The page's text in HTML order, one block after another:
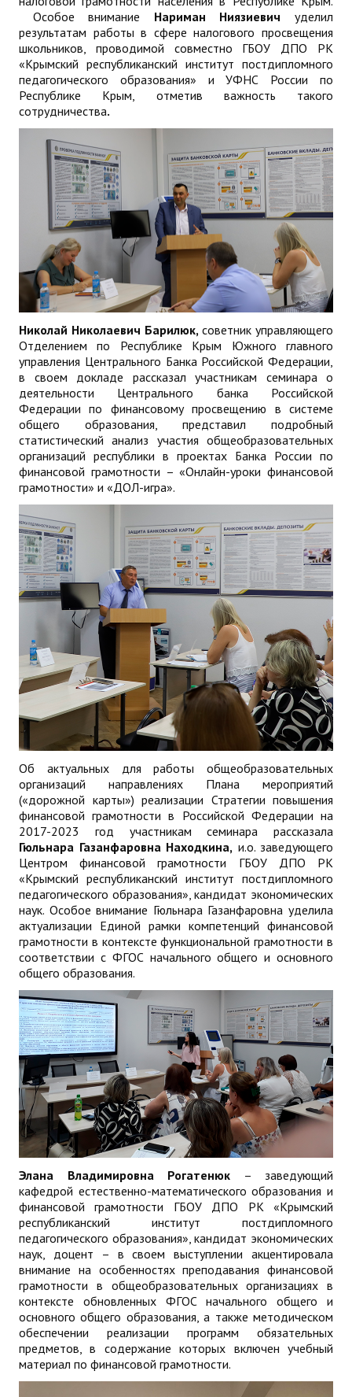
Особое внимание Нариман Ниязиевичуделил
результатам работы в сфере налогового просвещения
школьников, проводимой совместно ГБОУ ДПО РК
«Крымский республиканский институт постдипломного
педагогического образования» и УФНС России по
Республике Крым, отметив важность такого
сотрудничества.
Николай Николаевич Барилюк, советник управляющего
Отделением по Республике Крым Южного главного
управления Центрального Банка Российской Федерации,
в своем докладе рассказал участникам семинара о
деятельности Центрального банка Российской
Федерации по финансовому просвещению в системе
общего образования, представил подробный
статистический анализ участия общеобразовательных
организаций республики в проектах Банка России по
финансовой грамотности – «Онлайн-уроки финансовой
грамотности» и «ДОЛ-игра».
Об актуальных для работы общеобразовательных
организаций направлениях Плана мероприятий
(«дорожной карты») реализации Стратегии повышения
финансовой грамотности в Российской Федерации на
2017-2023 год участникам семинара рассказала
Гюльнара Газанфаровна Находкина, и.о. заведующего
Центром финансовой грамотности ГБОУ ДПО РК
«Крымский республиканский институт постдипломного
педагогического образования», кандидат экономических
наук. Особое внимание Гюльнара Газанфаровна уделила
актуализации Единой рамки компетенций финансовой
грамотности в контексте функциональной грамотности в
соответствии с ФГОС начального общего и основного
общего образования.
Элана Владимировна Рогатенюк – заведующий
кафедрой естественно-математического образования и
финансовой грамотности ГБОУ ДПО РК «Крымский
республиканский институт постдипломного
педагогического образования», кандидат экономических
наук, доцент – в своем выступлении акцентировала
внимание на особенностях преподавания финансовой
грамотности в общеобразовательных организациях в
контексте обновленных ФГОС начального общего и
основного общего образования, а также методическом
обеспечении реализации программ обязательных
предметов, в содержание которых включен учебный
материал по финансовой грамотности.